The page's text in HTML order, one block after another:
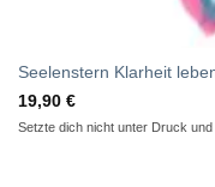
Seelenstern Klarheit
19,90 €
Setzte dich nicht unter Druck